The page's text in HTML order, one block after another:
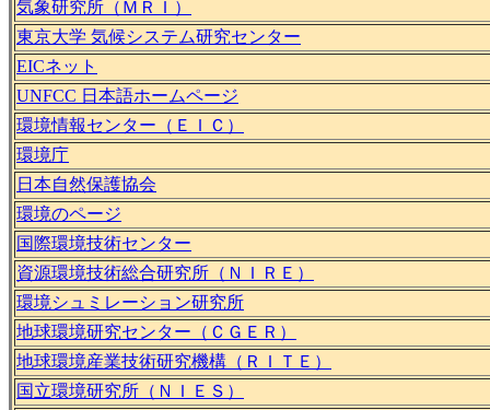
気象研究所（ＭＲＩ）
東京大学 気候システム研究センター
EICネット
UNFCC 日本語ホームページ
環境情報センター（ＥＩＣ）
環境庁
日本自然保護協会
環境のページ
国際環境技術センター
資源環境技術総合研究所（ＮＩＲＥ）
環境シュミレーション研究所
地球環境研究センター（ＣＧＥＲ）
地球環境産業技術研究機構（ＲＩＴＥ）
国立環境研究所（ＮＩＥＳ）